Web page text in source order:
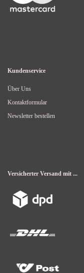
Kundenservice
Über Uns
Kontaktformular
Newsletter bestellen
Versicherter Versand mit ...